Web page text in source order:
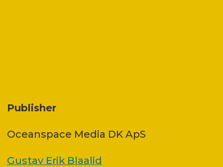
Publisher
Oceanspace Media DK ApS
Gustav Erik Blaalid